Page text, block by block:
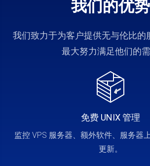
我们的优势
我们致力于为客户提供无与伦比的
最大努力满足他们的
免费 UNIX 管理
监控 VPS 服务器、额外软件、服务器
更新。